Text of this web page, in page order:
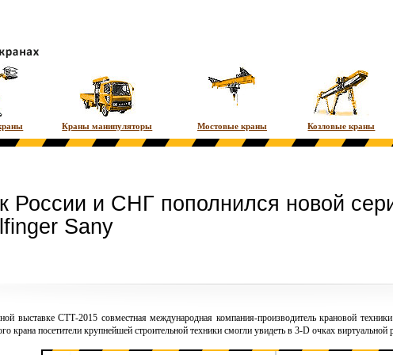
Краны манипуляторы Мостовые краны Козловые краны
России и СНГ пополнился новой
Sany
выставке СТТ-2015 совместная международная компания-производитель крановой
крана посетители крупнейшей строительной техники смогли увидеть в 3-D очках